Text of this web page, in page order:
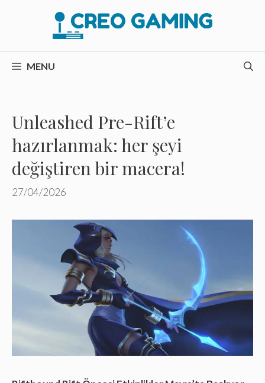
MENU
Unleashed Pre-Rift’e
hazırlanmak: her şeyi
değiştiren bir macera!
27/04/2026